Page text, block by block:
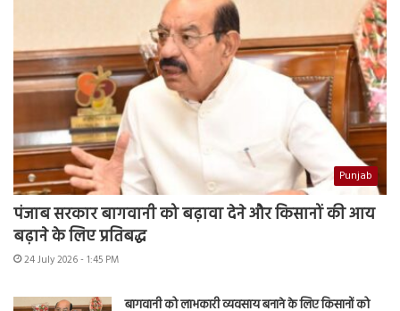
Punjab
पंजाब सरकार बागवानी को बढ़ावा देने और किसानों की आय
बढ़ाने के लिए प्रतिबद्ध
24 July 2026 - 1:45 PM
बागवानी को लाभकारी व्यवसाय बनाने के लिए किसानों को